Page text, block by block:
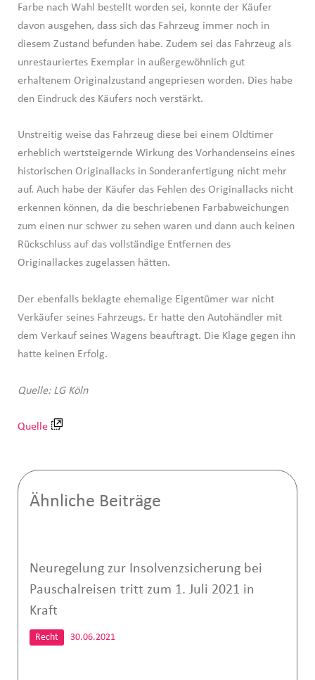
Farbe nach Wahl bestellt worden sei, konnte der Käufer
davon ausgehen, dass sich das Fahrzeug immer noch in
diesem Zustand befunden habe. Zudem sei das Fahrzeug als
unrestauriertes Exemplar in außergewöhnlich gut
erhaltenem Originalzustand angepriesen worden. Dies habe
den Eindruck des Käufers noch verstärkt.
Unstreitig weise das Fahrzeug diese bei einem Oldtimer
erheblich wertsteigernde Wirkung des Vorhandenseins eines
historischen Originallacks in Sonderanfertigung nicht mehr
auf. Auch habe der Käufer das Fehlen des Originallacks nicht
erkennen können, da die beschriebenen Farbabweichungen
zum einen nur schwer zu sehen waren und dann auch keinen
Rückschluss auf das vollständige Entfernen des
Originallackes zugelassen hätten.
Der ebenfalls beklagte ehemalige Eigentümer war nicht
Verkäufer seines Fahrzeugs. Er hatte den Autohändler mit
dem Verkauf seines Wagens beauftragt. Die Klage gegen ihn
hatte keinen Erfolg.
Quelle: LG Köln
Quelle
Ähnliche Beiträge
Neuregelung zur Insolvenzsicherung bei
Pauschalreisen tritt zum 1. Juli 2021 in
Kraft
Recht 30.06.2021